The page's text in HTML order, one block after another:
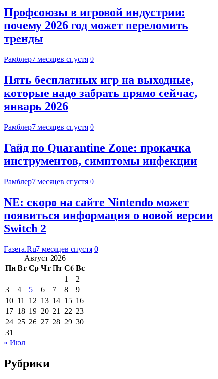
Профсоюзы в игровой индустрии:
почему 2026 год может переломить
тренды
Рамблер7 месяцев спустя 0
Пять бесплатных игр на выходные,
которые надо забрать прямо сейчас,
январь 2026
Рамблер7 месяцев спустя 0
Гайд по Quarantine Zone: прокачка
инструментов, симптомы инфекции
Рамблер7 месяцев спустя 0
NE: скоро на сайте Nintendo может
появиться информация о новой версии
Switch 2
Газета.Ru7 месяцев спустя 0
Август 2026
Пн Вт Ср Чт Пт Сб Вс
1
2
3
4 5 6 7 8
9
10 11 12 13 14 15 16
17 18 19 20 21 22 23
24 25 26 27 28 29 30
31
« Июл
Рубрики